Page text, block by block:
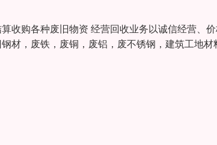
收购各种废旧物资 经营回收业务以诚信经营、
材，废铁，废铜，废铝，废不锈钢，建筑工地材